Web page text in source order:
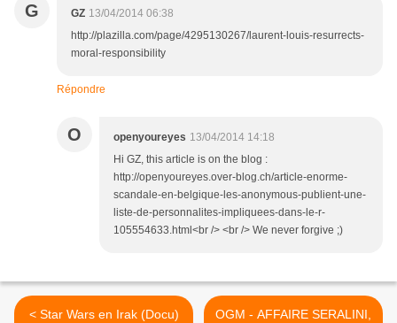
G GZ 13/04/2014 06:38
http://plazilla.com/page/4295130267/laurent-louis-resurrects-
moral-responsibility
Répondre
O openyoureyes 13/04/2014 14:18
Hi GZ, this article is on the blog :
http://openyoureyes.over-blog.ch/article-enorme-
scandale-en-belgique-les-anonymous-publient-une-
liste-de-personnalites-impliquees-dans-le-r-
105554633.html<br /> <br /> We never forgive ;)
< Star Wars en Irak (Docu)
OGM - AFFAIRE SERALINI,